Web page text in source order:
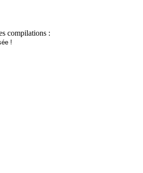
compilations :